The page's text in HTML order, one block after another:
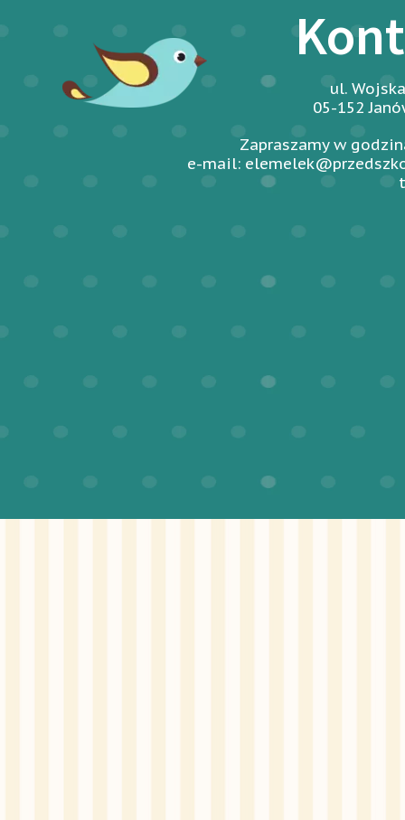
ul.
05-152
Zapraszamy w
e-mail: